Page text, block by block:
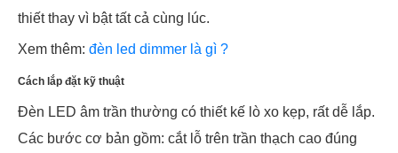
thiết thay vì bật tất cả cùng lúc.
Xem thêm: đèn led dimmer là gì ?
Cách lắp đặt kỹ thuật
Đèn LED âm trần thường có thiết kế lò xo kẹp, rất dễ lắp.
Các bước cơ bản gồm: cắt lỗ trên trần thạch cao đúng